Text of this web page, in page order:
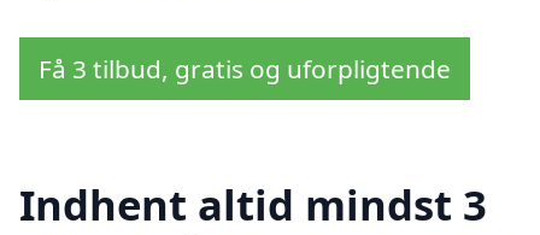
Få 3 tilbud, gratis og uforpligtende
Indhent altid mindst 3